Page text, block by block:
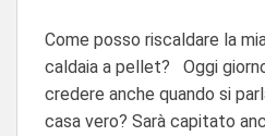
Come posso riscaldare la
caldaia a pellet? Oggi
credere anche quando si
casa vero? Sarà capitato